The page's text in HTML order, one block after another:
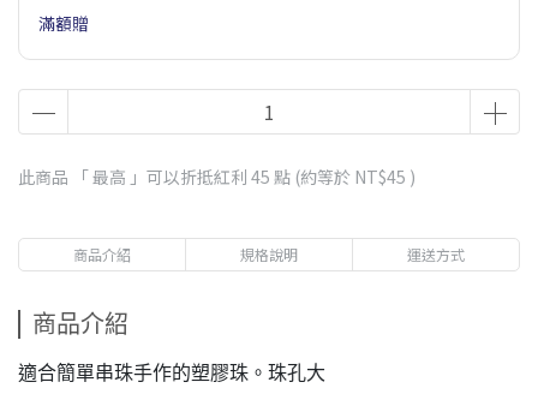
滿額贈
此商品 「 最高 」可以折抵紅利 45 點 (約等於 NT$45 )
商品介紹 規格說明 運送方式
商品介紹
適合簡單串珠手作的塑膠珠。珠孔大